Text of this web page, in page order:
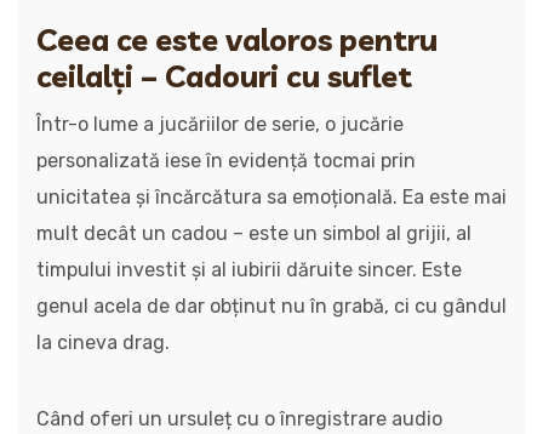
Ceea ce este valoros pentru
ceilalți – Cadouri cu suflet
Într-o lume a jucăriilor de serie, o jucărie
personalizată iese în evidență tocmai prin
unicitatea și încărcătura sa emoțională. Ea este mai
mult decât un cadou – este un simbol al grijii, al
timpului investit și al iubirii dăruite sincer. Este
genul acela de dar obținut nu în grabă, ci cu gândul
la cineva drag.
Când oferi un ursuleț cu o înregistrare audio